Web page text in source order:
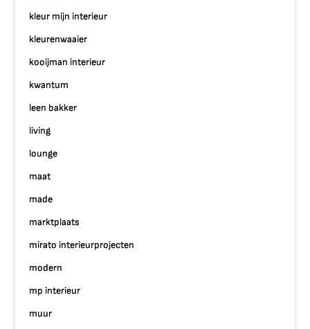
kleur mijn interieur
kleurenwaaier
kooijman interieur
kwantum
leen bakker
living
lounge
maat
made
marktplaats
mirato interieurprojecten
modern
mp interieur
muur